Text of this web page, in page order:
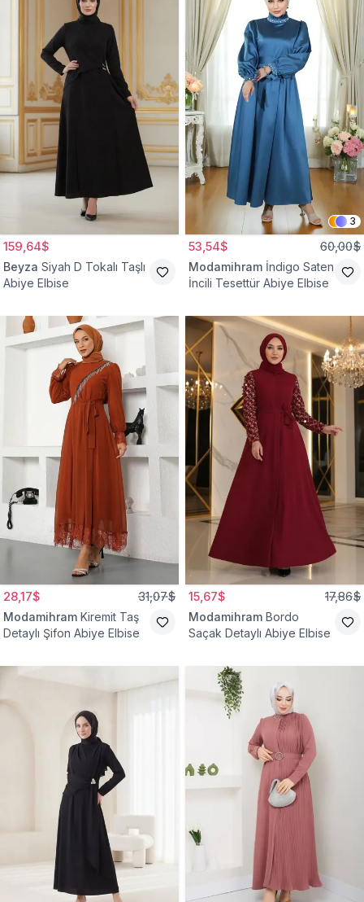
159,64$
Beyza Siyah D Tokalı Taşlı
Abiye Elbise
3
53,54$ 60,00$
Modamihram İndigo Saten
İncili Tesettür Abiye Elbise
28,17$ 31,07$
Modamihram Kiremit Taş
Detaylı Şifon Abiye Elbise
15,67$ 17,86$
Modamihram Bordo
Saçak Detaylı Abiye Elbise